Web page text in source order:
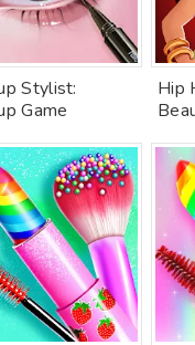
Stylist:
Game
Hip